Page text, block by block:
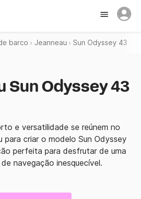
barco Jeanneau Sun Odyssey 43
Sun Odyssey 43
e versatilidade se reúnem no
para criar o modelo Sun Odyssey
perfeita para desfrutar de uma
navegação inesquecível.